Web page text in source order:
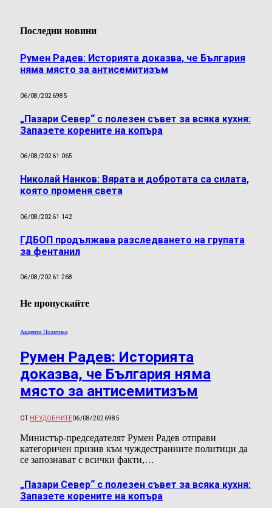
Последни новини
Румен Радев: Историята доказва, че България
няма място за антисемитизъм
06/08/2026985
„Пазари Север“ с полезен съвет за всяка кухня:
Запазете корените на копъра
06/08/20261 065
Николай Нанков: Вярата и добротата са силата,
която променя света
06/08/20261 142
ГДБОП продължава разследването на групата
за фентанил
06/08/20261 268
Не пропускайте
Акценти Политика
Румен Радев: Историята
доказва, че България няма
място за антисемитизъм
ОТ НЕУДОБНИТЕ06/08/2026985
Министър-председателят Румен Радев отправи
категоричен призив към чуждестранните политици да
се запознават с всички факти,…
„Пазари Север“ с полезен съвет за всяка кухня:
Запазете корените на копъра